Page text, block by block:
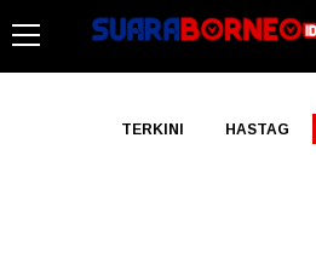
TERKINI HASTAG